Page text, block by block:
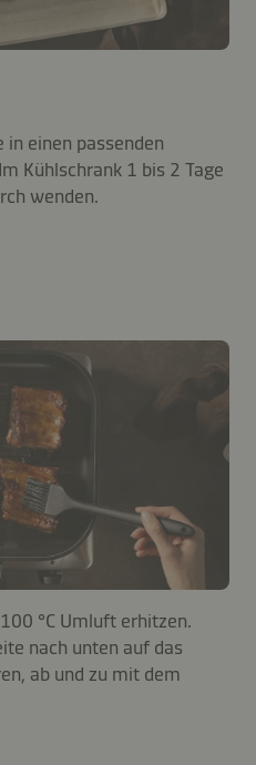
einen passenden
Kühlschrank 1 bis 2 Tage
wenden.
°C Umluft erhitzen.
nach unten auf das
ab und zu mit dem